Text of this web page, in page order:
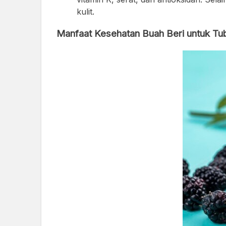
kulit.
Manfaat Kesehatan Buah Beri untuk